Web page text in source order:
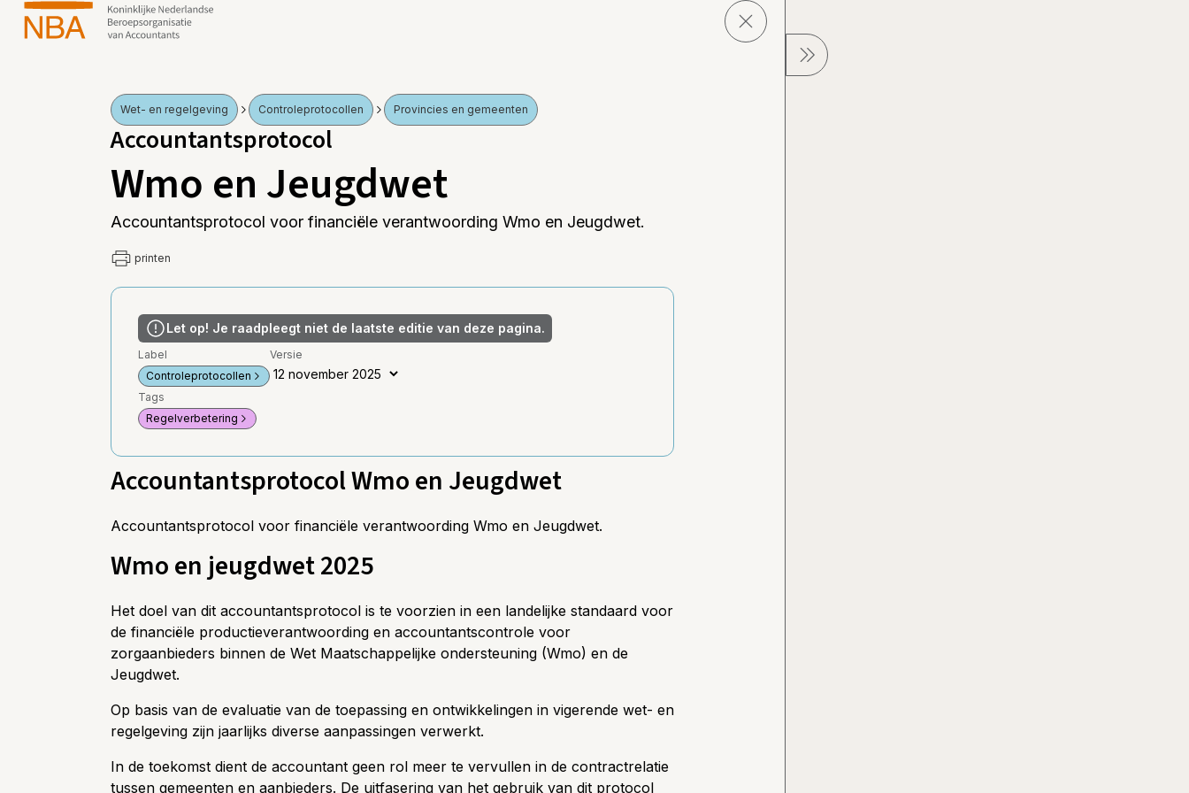
Wet- en regelgeving Controleprotocollen Provincies en gemeenten
Accountantsprotocol
Wmo en Jeugdwet
Accountantsprotocol voor financiële verantwoording Wmo en Jeugdwet.
printen
Let op! Je raadpleegt niet de laatste editie van deze pagina.
Label
Controleprotocollen
Versie
Tags
Regelverbetering
Accountantsprotocol Wmo en Jeugdwet
Accountantsprotocol voor financiële verantwoording Wmo en Jeugdwet.
Wmo en jeugdwet 2025
Het doel van dit accountantsprotocol is te voorzien in een landelijke standaard voor
de financiële productieverantwoording en accountantscontrole voor
zorgaanbieders binnen de Wet Maatschappelijke ondersteuning (Wmo) en de
Jeugdwet.
Op basis van de evaluatie van de toepassing en ontwikkelingen in vigerende wet- en
regelgeving zijn jaarlijks diverse aanpassingen verwerkt.
In de toekomst dient de accountant geen rol meer te vervullen in de contractrelatie
tussen gemeenten en aanbieders. De uitfasering van het gebruik van dit protocol